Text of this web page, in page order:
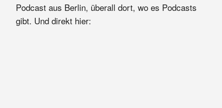
Podcast aus Berlin, überall dort, wo es Podcasts
gibt. Und direkt hier: